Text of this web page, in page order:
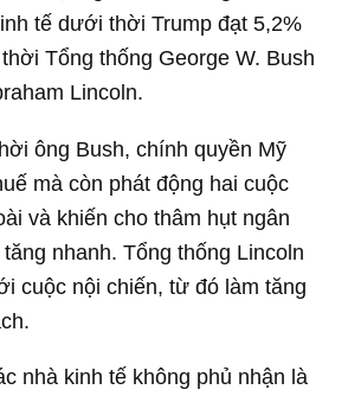
tế dưới thời Trump đạt 5,2%
Tổng thống George W. Bush
Lincoln.
ông Bush, chính quyền Mỹ
mà còn phát động hai cuộc
và khiến cho thâm hụt ngân
nhanh. Tổng thống Lincoln
cuộc nội chiến, từ đó làm tăng
nhà kinh tế không phủ nhận là